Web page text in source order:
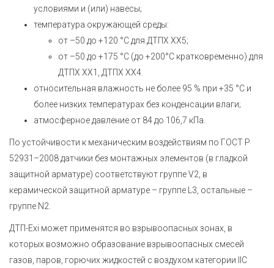
условиями и (или) навесы;
температура окружающей среды:
от –50 до +120 °С для ДТПХ ХХ5;
от –50 до +175 °С (до +200°С кратковременно) для
ДТПХ ХХ1, ДТПХ ХХ4.
относительная влажность не более 95 % при +35 °С и
более низких температурах без конденсации влаги;
атмосферное давление от 84 до 106,7 кПа.
По устойчивости к механическим воздействиям по ГОСТ Р
52931–2008 датчики без монтажных элементов (в гладкой
защитной арматуре) соответствуют группе V2, в
керамической защитной арматуре – группе L3, остальные –
группе N2.
ДТП-Exi может применятся во взрывоопасных зонах, в
которых возможно образование взрывоопасных смесей
газов, паров, горючих жидкостей с воздухом категории IIC